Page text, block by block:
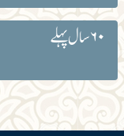
۶۰ سال پہلے